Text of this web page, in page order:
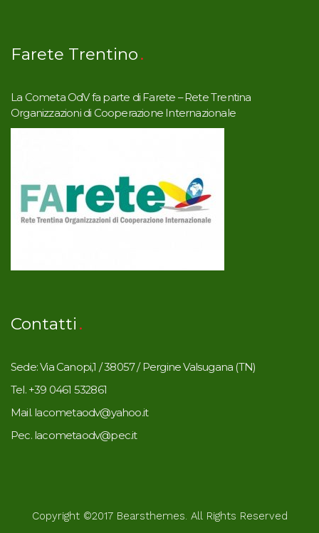
Farete Trentino
La Cometa OdV fa parte di Farete – Rete Trentina
Organizzazioni di Cooperazione Internazionale
Contatti
Sede: Via Canopi,1 / 38057 / Pergine Valsugana (TN)
Tel. +39 0461 532861
Mail. lacometaodv@yahoo.it
Pec. lacometaodv@pec.it
Copyright ©2017 Bearsthemes. All Rights Reserved